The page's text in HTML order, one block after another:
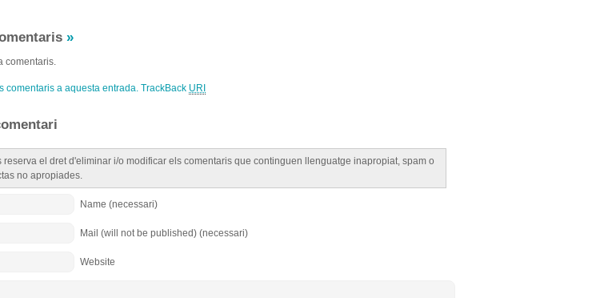
»
comentaris.
comentaris a aquesta entrada. TrackBack URI
reserva el dret d'eliminar i/o modificar els comentaris que continguen llenguatge inapropiat, spam o
no apropiades.
Name (necessari)
Mail (will not be published) (necessari)
Website